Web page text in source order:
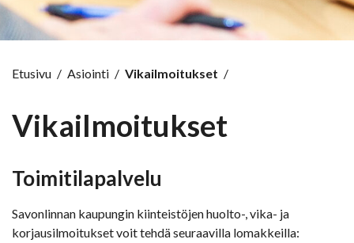
Etusivu / Asiointi / Vikailmoitukset /
Vikailmoitukset
Toimitilapalvelu
Savonlinnan kaupungin kiinteistöjen huolto-, vika- ja
korjausilmoitukset voit tehdä seuraavilla lomakkeilla: